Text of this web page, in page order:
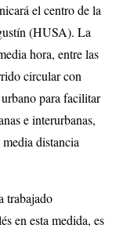
el centro de la
(HUSA). La
hora, entre las
circular con
para facilitar
e interurbanas,
distancia
trabajado
en esta medida, es